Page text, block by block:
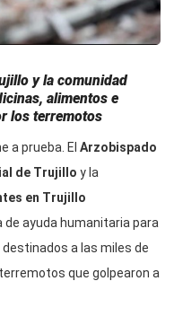
y la comunidad
alimentos e
los terremotos
a prueba. El Arzobispado
de Trujillo y la
en Trujillo
ayuda humanitaria para
a las miles de
que golpearon a